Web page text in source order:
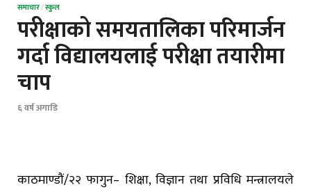
समाचार/स्कुल
परीक्षाको समयतालिका परिमार्जन
गर्दा विद्यालयलाई परीक्षा तयारीमा
चाप
६ वर्ष अगाडि
काठमाण्डौं/२२ फागुन– शिक्षा, विज्ञान तथा प्रविधि मन्त्रालयले